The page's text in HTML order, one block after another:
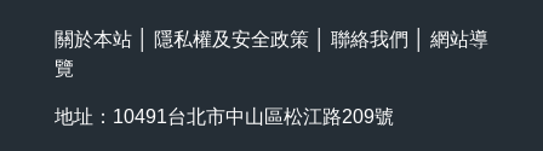
關於本站 隱私權及安全政策 聯絡我們
網站導
覽
地址：10491台北市中山區松江路209號